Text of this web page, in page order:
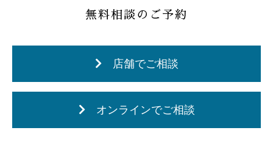
無料相談のご予約
店舗でご相談
オンラインでご相談